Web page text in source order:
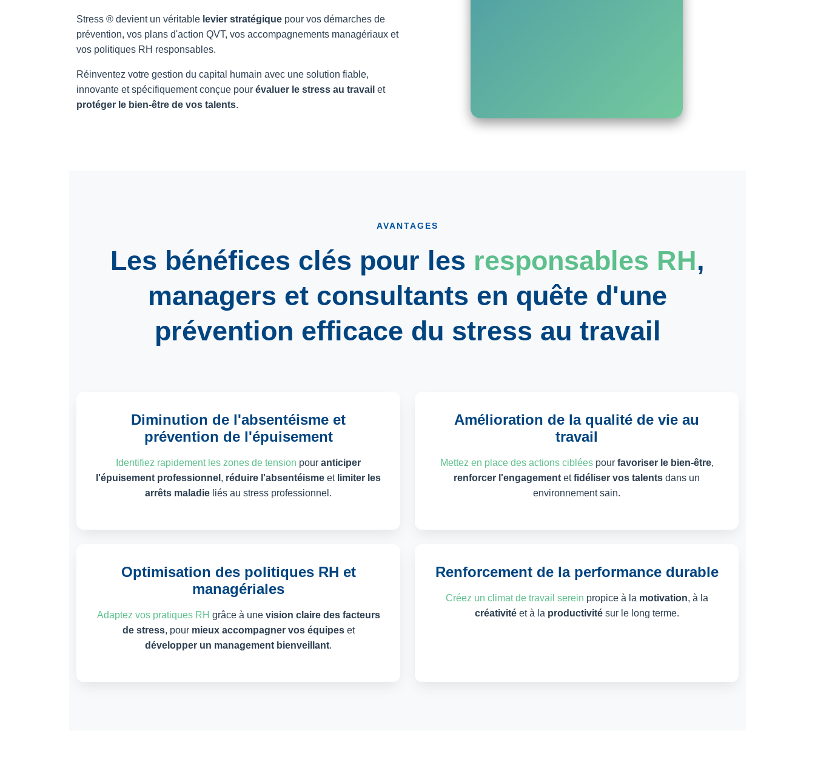
Stress ® devient un véritable levier stratégique pour vos démarches de
prévention, vos plans d'action QVT, vos accompagnements managériaux et
vos politiques RH responsables.
Réinventez votre gestion du capital humain avec une solution fiable,
innovante et spécifiquement conçue pour évaluer le stress au travail et
protéger le bien-être de vos talents.
AVANTAGES
Les bénéfices clés pour les responsables RH,
managers et consultants en quête d'une
prévention efficace du stress au travail
Diminution de l'absentéisme et
prévention de l'épuisement
Identifiez rapidement les zones de tension pour anticiper
l'épuisement professionnel , réduire l'absentéisme et limiter les
arrêts maladie liés au stress professionnel.
Amélioration de la qualité de vie au
travail
Mettez en place des actions cibléespour favoriser le bien-être,
renforcer l'engagement etfidéliser vos talents dans un
environnement sain.
Optimisation des politiques RH et
managériales
Adaptez vos pratiques RH grâce à une vision claire des facteurs
de stress, pour mieux accompagner vos équipeset
développer un management bienveillant.
Renforcement de la performance durable
Créez un climat de travail serein propice à la motivation, à la
créativitéet à la productivitésur le long terme.